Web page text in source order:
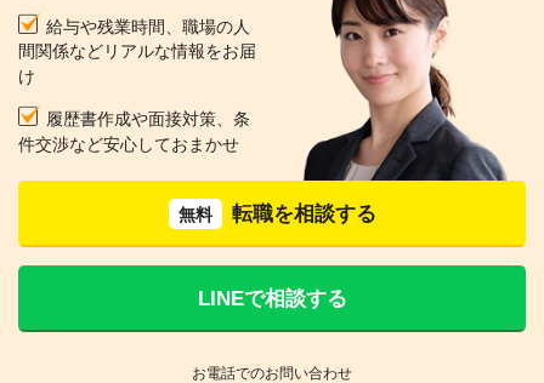
給与や残業時間、職場の人
間関係などリアルな情報をお届
け
履歴書作成や面接対策、条
件交渉など安心しておまかせ
無料 転職を相談する
LINEで相談する
お電話でのお問い合わせ